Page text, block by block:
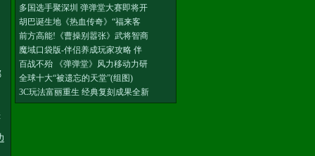
多国选手聚深圳 弹弹堂大赛即将开
胡巴诞生地《热血传奇》“福来客
前方高能!《曹操别嚣张》武将智商
魔域口袋版-伴侣养成玩家攻略 伴
百战不殆 《弹弹堂》风力移动力研
全球十大“被遗忘的天堂”(组图)
3C玩法富丽重生 经典复刻成果全新